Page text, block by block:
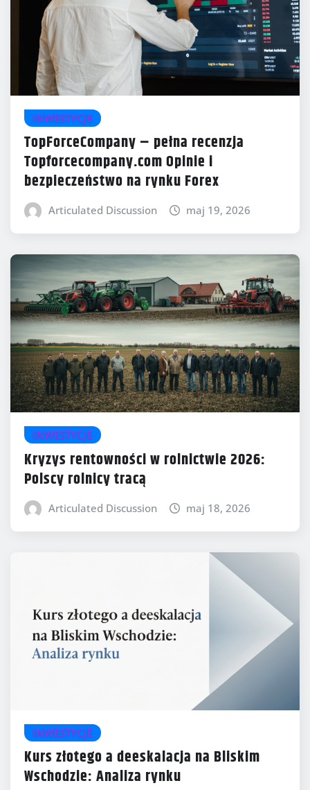
INWESTYCJE
TopForceCompany – pełna recenzja
Topforcecompany.com Opinie i
bezpieczeństwo na rynku Forex
Articulated Discussion maj 19, 2026
INWESTYCJE
Kryzys rentowności w rolnictwie 2026:
Polscy rolnicy tracą
Articulated Discussion maj 18, 2026
INWESTYCJE
Kurs złotego a deeskalacja na Bliskim
Wschodzie: Analiza rynku